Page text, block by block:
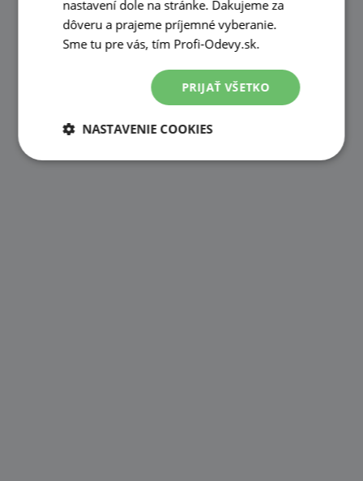
nastavení dole na stránke. Ďakujeme za
dôveru a prajeme príjemné vyberanie.
Sme tu pre vás, tím Profi-Odevy.sk.
PRIJAŤ VŠETKO
NASTAVENIE COOKIES